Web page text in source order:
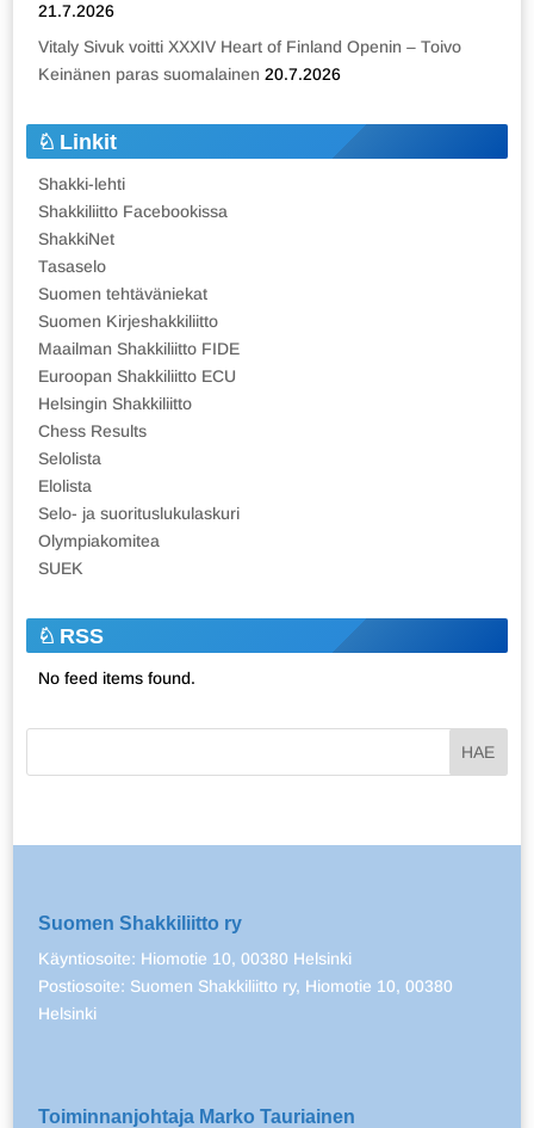
21.7.2026
Vitaly Sivuk voitti XXXIV Heart of Finland Openin – Toivo
Keinänen paras suomalainen 20.7.2026
Linkit
Shakki-lehti
Shakkiliitto Facebookissa
ShakkiNet
Tasaselo
Suomen tehtäväniekat
Suomen Kirjeshakkiliitto
Maailman Shakkiliitto FIDE
Euroopan Shakkiliitto ECU
Helsingin Shakkiliitto
Chess Results
Selolista
Elolista
Selo- ja suorituslukulaskuri
Olympiakomitea
SUEK
RSS
No feed items found.
Suomen Shakkiliitto ry
Käyntiosoite: Hiomotie 10, 00380 Helsinki
Postiosoite: Suomen Shakkiliitto ry, Hiomotie 10, 00380
Helsinki
Toiminnanjohtaja Marko Tauriainen